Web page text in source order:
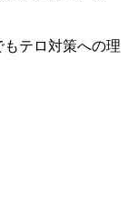
テロ対策への理